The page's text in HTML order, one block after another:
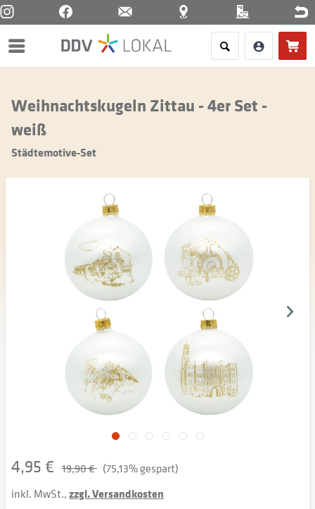
Menü
Weihnachtskugeln Zittau - 4er Set -
weiß
Städtemotive-Set
4,95 € 19,90 € (75,13% gespart)
inkl. MwSt.,zzgl. Versandkosten